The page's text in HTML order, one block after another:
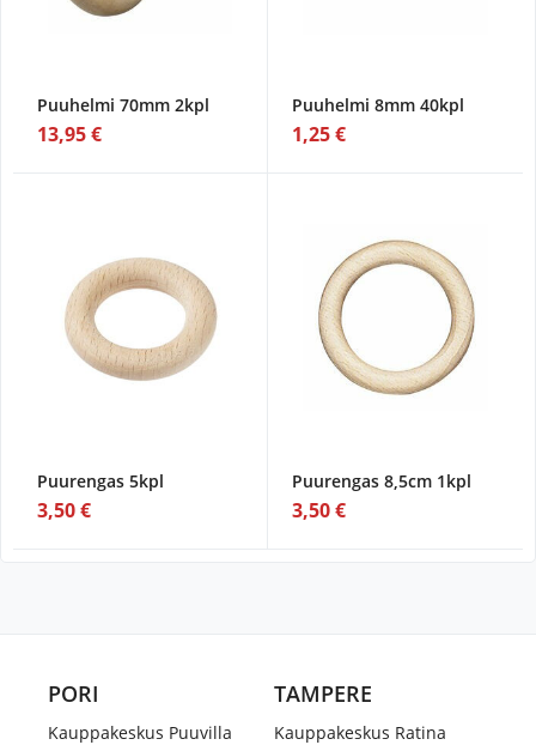
Puuhelmi 70mm 2kpl
13,95 €
Puuhelmi 8mm 40kpl
1,25 €
Puurengas 5kpl
3,50 €
Puurengas 8,5cm 1kpl
3,50 €
PORI
Kauppakeskus Puuvilla
TAMPERE
Kauppakeskus Ratina